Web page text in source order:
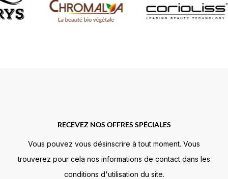
RECEVEZ NOS OFFRES SPÉCIALES
Vous pouvez vous désinscrire à tout moment. Vous
trouverez pour cela nos informations de contact dans les
conditions d'utilisation du site.